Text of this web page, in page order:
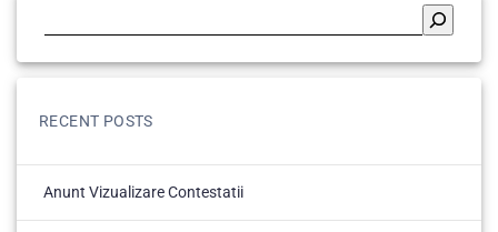
RECENT POSTS
Anunt Vizualizare Contestatii